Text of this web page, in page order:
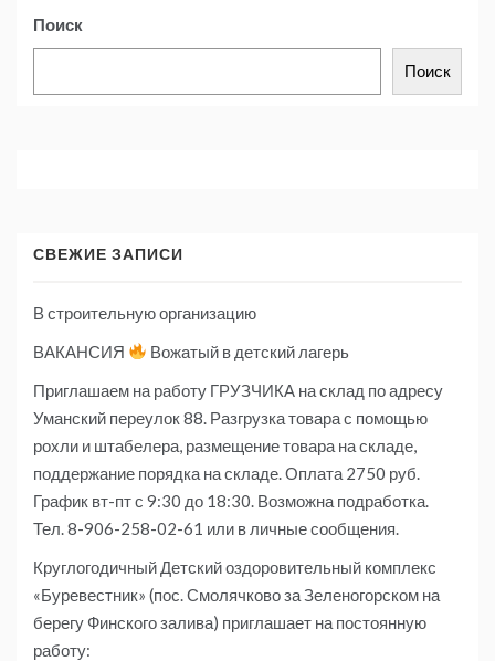
Поиск
Поиск
СВЕЖИЕ ЗАПИСИ
В строительную организацию
ВАКАНСИЯ
Вожатый в детский лагерь
Приглашаем на работу ГРУЗЧИКА на склад по адресу
Уманский переулок 88. Разгрузка товара с помощью
рохли и штабелера, размещение товара на складе,
поддержание порядка на складе. Оплата 2750 руб.
График вт-пт с 9:30 до 18:30. Возможна подработка.
Тел. 8-906-258-02-61 или в личные сообщения.
Круглогодичный Детский оздоровительный комплекс
«Буревестник» (пос. Смолячково за Зеленогорском на
берегу Финского залива) приглашает на постоянную
работу: